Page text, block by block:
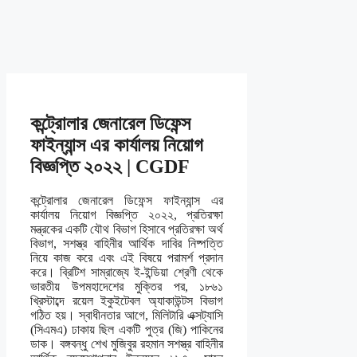
কন্ট্রোলার জেনারেল ডিফেন্স
ফাইন্যান্স এর কার্যালয় নিয়োগ
বিজ্ঞপ্তি ২০২২ | CGDF
কন্ট্রোলার জেনারেল ডিফেন্স ফাইন্যান্স এর
কার্যালয় নিয়োগ বিজ্ঞপ্তি ২০২২, প্রতিরক্ষা
মন্ত্রকের একটি যৌথ বিভাগ হিসাবে প্রতিরক্ষা অর্থ
বিভাগ, সশস্ত্র বাহিনীর আর্থিক দাবির নিষ্পত্তি
নিয়ে কাজ করে এবং এই বিষয়ে পরামর্শ প্রদান
করে। ব্রিটিশ সাম্রাজ্যে ই-ইন্ডিয়া শ্রেণী থেকে
ভারতীয় উপমহাদেশের মুক্তির পর, ১৮৬১
খ্রিস্টাব্দে রয়েল ইকুইটেবল অ্যাকাউন্টস বিভাগ
গঠিত হয়। স্বাধীনতার আগে, মিলিটারি এক্সট্যাসি
(সিএমএ) ঢাকায় ছিল একটি পুত্র (জি) পাকিনের
ডাক। বঙ্গবন্ধু শেখ মুজিবুর রহমান সশস্ত্র বাহিনীর